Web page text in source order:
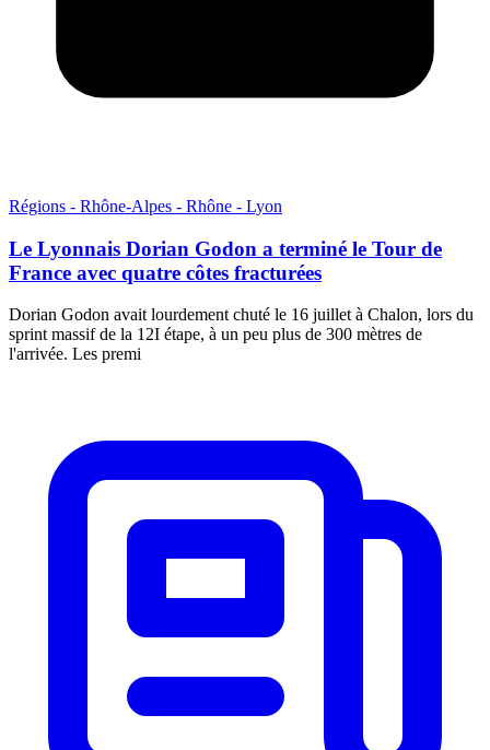
Régions - Rhône-Alpes - Rhône - Lyon
Le Lyonnais Dorian Godon a terminé le Tour de
France avec quatre côtes fracturées
Dorian Godon avait lourdement chuté le 16 juillet à Chalon, lors du
sprint massif de la 12I étape, à un peu plus de 300 mètres de
l'arrivée. Les premi